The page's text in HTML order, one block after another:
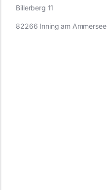
Billerberg 11
82266 Inning am Ammersee